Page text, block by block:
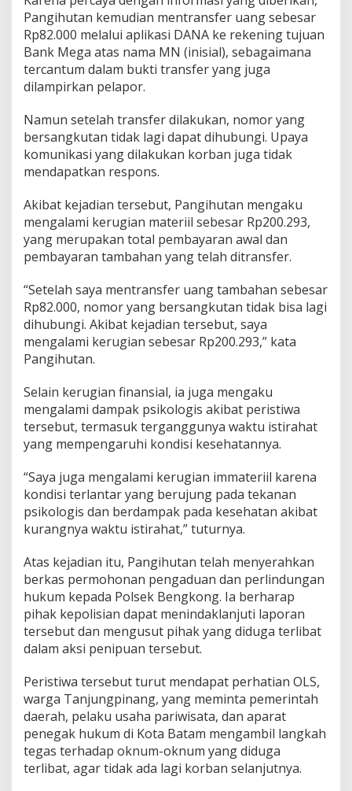
Pangihutan kemudian mentransfer uang sebesar
Rp82.000 melalui aplikasi DANA ke rekening tujuan
Bank Mega atas nama MN (inisial), sebagaimana
tercantum dalam bukti transfer yang juga
dilampirkan pelapor.
Namun setelah transfer dilakukan, nomor yang
bersangkutan tidak lagi dapat dihubungi. Upaya
komunikasi yang dilakukan korban juga tidak
mendapatkan respons.
Akibat kejadian tersebut, Pangihutan mengaku
mengalami kerugian materiil sebesar Rp200.293,
yang merupakan total pembayaran awal dan
pembayaran tambahan yang telah ditransfer.
“Setelah saya mentransfer uang tambahan sebesar
Rp82.000, nomor yang bersangkutan tidak bisa lagi
dihubungi. Akibat kejadian tersebut, saya
mengalami kerugian sebesar Rp200.293,” kata
Pangihutan.
Selain kerugian finansial, ia juga mengaku
mengalami dampak psikologis akibat peristiwa
tersebut, termasuk terganggunya waktu istirahat
yang mempengaruhi kondisi kesehatannya.
“Saya juga mengalami kerugian immateriil karena
kondisi terlantar yang berujung pada tekanan
psikologis dan berdampak pada kesehatan akibat
kurangnya waktu istirahat,” tuturnya.
Atas kejadian itu, Pangihutan telah menyerahkan
berkas permohonan pengaduan dan perlindungan
hukum kepada Polsek Bengkong. Ia berharap
pihak kepolisian dapat menindaklanjuti laporan
tersebut dan mengusut pihak yang diduga terlibat
dalam aksi penipuan tersebut.
Peristiwa tersebut turut mendapat perhatian OLS,
warga Tanjungpinang, yang meminta pemerintah
daerah, pelaku usaha pariwisata, dan aparat
penegak hukum di Kota Batam mengambil langkah
tegas terhadap oknum-oknum yang diduga
terlibat, agar tidak ada lagi korban selanjutnya.